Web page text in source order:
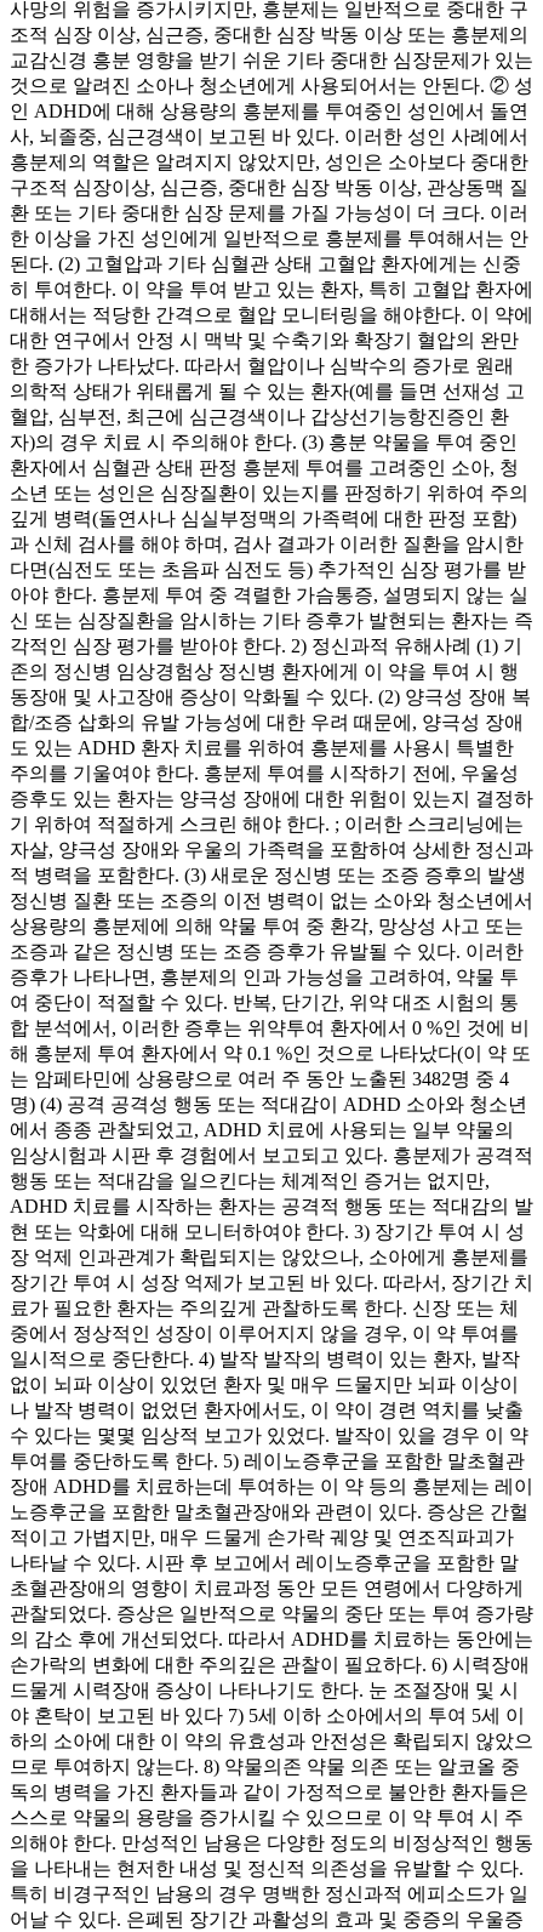
사망의 위험을 증가시키지만, 흥분제는 일반적으로 중대한 구
조적 심장 이상, 심근증, 중대한 심장 박동 이상 또는 흥분제의
교감신경 흥분 영향을 받기 쉬운 기타 중대한 심장문제가 있는
것으로 알려진 소아나 청소년에게 사용되어서는 안된다. ② 성
인 ADHD에 대해 상용량의 흥분제를 투여중인 성인에서 돌연
사, 뇌졸중, 심근경색이 보고된 바 있다. 이러한 성인 사례에서
흥분제의 역할은 알려지지 않았지만, 성인은 소아보다 중대한
구조적 심장이상, 심근증, 중대한 심장 박동 이상, 관상동맥 질
환 또는 기타 중대한 심장 문제를 가질 가능성이 더 크다. 이러
한 이상을 가진 성인에게 일반적으로 흥분제를 투여해서는 안
된다. (2) 고혈압과 기타 심혈관 상태 고혈압 환자에게는 신중
히 투여한다. 이 약을 투여 받고 있는 환자, 특히 고혈압 환자에
대해서는 적당한 간격으로 혈압 모니터링을 해야한다. 이 약에
대한 연구에서 안정 시 맥박 및 수축기와 확장기 혈압의 완만
한 증가가 나타났다. 따라서 혈압이나 심박수의 증가로 원래
의학적 상태가 위태롭게 될 수 있는 환자(예를 들면 선재성 고
혈압, 심부전, 최근에 심근경색이나 갑상선기능항진증인 환
자)의 경우 치료 시 주의해야 한다. (3) 흥분 약물을 투여 중인
환자에서 심혈관 상태 판정 흥분제 투여를 고려중인 소아, 청
소년 또는 성인은 심장질환이 있는지를 판정하기 위하여 주의
깊게 병력(돌연사나 심실부정맥의 가족력에 대한 판정 포함)
과 신체 검사를 해야 하며, 검사 결과가 이러한 질환을 암시한
다면(심전도 또는 초음파 심전도 등) 추가적인 심장 평가를 받
아야 한다. 흥분제 투여 중 격렬한 가슴통증, 설명되지 않는 실
신 또는 심장질환을 암시하는 기타 증후가 발현되는 환자는 즉
각적인 심장 평가를 받아야 한다. 2) 정신과적 유해사례 (1) 기
존의 정신병 임상경험상 정신병 환자에게 이 약을 투여 시 행
동장애 및 사고장애 증상이 악화될 수 있다. (2) 양극성 장애 복
합/조증 삽화의 유발 가능성에 대한 우려 때문에, 양극성 장애
도 있는 ADHD 환자 치료를 위하여 흥분제를 사용시 특별한
주의를 기울여야 한다. 흥분제 투여를 시작하기 전에, 우울성
증후도 있는 환자는 양극성 장애에 대한 위험이 있는지 결정하
기 위하여 적절하게 스크린 해야 한다. ; 이러한 스크리닝에는
자살, 양극성 장애와 우울의 가족력을 포함하여 상세한 정신과
적 병력을 포함한다. (3) 새로운 정신병 또는 조증 증후의 발생
정신병 질환 또는 조증의 이전 병력이 없는 소아와 청소년에서
상용량의 흥분제에 의해 약물 투여 중 환각, 망상성 사고 또는
조증과 같은 정신병 또는 조증 증후가 유발될 수 있다. 이러한
증후가 나타나면, 흥분제의 인과 가능성을 고려하여, 약물 투
여 중단이 적절할 수 있다. 반복, 단기간, 위약 대조 시험의 통
합 분석에서, 이러한 증후는 위약투여 환자에서 0 %인 것에 비
해 흥분제 투여 환자에서 약 0.1 %인 것으로 나타났다(이 약 또
는 암페타민에 상용량으로 여러 주 동안 노출된 3482명 중 4
명) (4) 공격 공격성 행동 또는 적대감이 ADHD 소아와 청소년
에서 종종 관찰되었고, ADHD 치료에 사용되는 일부 약물의
임상시험과 시판 후 경험에서 보고되고 있다. 흥분제가 공격적
행동 또는 적대감을 일으킨다는 체계적인 증거는 없지만,
ADHD 치료를 시작하는 환자는 공격적 행동 또는 적대감의 발
현 또는 악화에 대해 모니터하여야 한다. 3) 장기간 투여 시 성
장 억제 인과관계가 확립되지는 않았으나, 소아에게 흥분제를
장기간 투여 시 성장 억제가 보고된 바 있다. 따라서, 장기간 치
료가 필요한 환자는 주의깊게 관찰하도록 한다. 신장 또는 체
중에서 정상적인 성장이 이루어지지 않을 경우, 이 약 투여를
일시적으로 중단한다. 4) 발작 발작의 병력이 있는 환자, 발작
없이 뇌파 이상이 있었던 환자 및 매우 드물지만 뇌파 이상이
나 발작 병력이 없었던 환자에서도, 이 약이 경련 역치를 낮출
수 있다는 몇몇 임상적 보고가 있었다. 발작이 있을 경우 이 약
투여를 중단하도록 한다. 5) 레이노증후군을 포함한 말초혈관
장애 ADHD를 치료하는데 투여하는 이 약 등의 흥분제는 레이
노증후군을 포함한 말초혈관장애와 관련이 있다. 증상은 간헐
적이고 가볍지만, 매우 드물게 손가락 궤양 및 연조직파괴가
나타날 수 있다. 시판 후 보고에서 레이노증후군을 포함한 말
초혈관장애의 영향이 치료과정 동안 모든 연령에서 다양하게
관찰되었다. 증상은 일반적으로 약물의 중단 또는 투여 증가량
의 감소 후에 개선되었다. 따라서 ADHD를 치료하는 동안에는
손가락의 변화에 대한 주의깊은 관찰이 필요하다. 6) 시력장애
드물게 시력장애 증상이 나타나기도 한다. 눈 조절장애 및 시
야 혼탁이 보고된 바 있다 7) 5세 이하 소아에서의 투여 5세 이
하의 소아에 대한 이 약의 유효성과 안전성은 확립되지 않았으
므로 투여하지 않는다. 8) 약물의존 약물 의존 또는 알코올 중
독의 병력을 가진 환자들과 같이 가정적으로 불안한 환자들은
스스로 약물의 용량을 증가시킬 수 있으므로 이 약 투여 시 주
의해야 한다. 만성적인 남용은 다양한 정도의 비정상적인 행동
을 나타내는 현저한 내성 및 정신적 의존성을 유발할 수 있다.
특히 비경구적인 남용의 경우 명백한 정신과적 에피소드가 일
어날 수 있다. 은폐된 장기간 과활성의 효과 및 중증의 우울증